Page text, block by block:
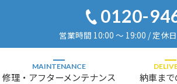
0120-
営業時間 10:00 ～ 19:00 / 定休
MAINTENANCE
修理・アフターメンテナンス 納車ま